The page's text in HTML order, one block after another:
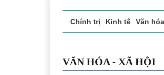
Chính trị Kinh tế Văn
VĂN HÓA - XÃ HỘI